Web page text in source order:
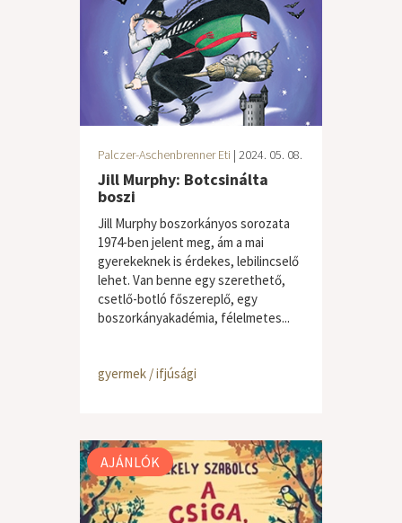
Palczer-Aschenbrenner Eti | 2024. 05. 08.
Jill Murphy: Botcsinálta
boszi
Jill Murphy boszorkányos sorozata
1974-ben jelent meg, ám a mai
gyerekeknek is érdekes, lebilincselő
lehet. Van benne egy szerethető,
csetlő-botló főszereplő, egy
boszorkányakadémia, félelmetes...
gyermek / ifjúsági
AJÁNLÓK